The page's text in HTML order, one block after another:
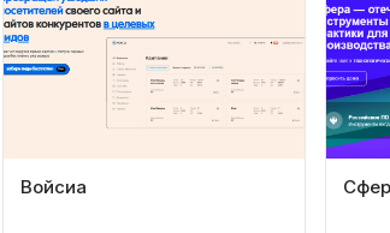
Войсиа